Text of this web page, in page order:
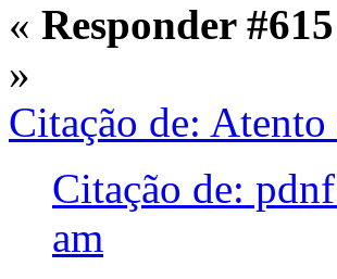
« Responder
»
Citação de:
Citação de:
am